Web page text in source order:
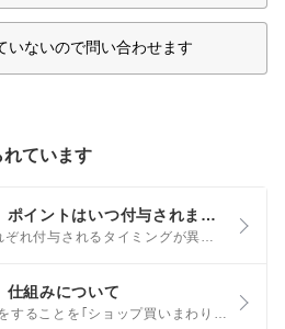
いないので問い合わせます
ています
【ショップ買いまわり】ポイントはいつ付与されますか？また、ポイントに上限はありますか？
ポイントは2種類あり、それぞれ付与されるタイミングが異なります。 通常購入1倍分・各ショップ個別アップ分のポイント お買い物翌日に｢獲得予定ポイント｣状態となり、20日後に｢利用可能ポイント｣として楽天PointClubへ反映され、ポイントがご利用できる状態になります。
仕組みについて
複数のショップでお買い物をすることを｢ショップ買いまわり｣といいます。 楽天市場では、この｢ショップ買いまわり｣の件数に応じて、ポイントアップするキャンペーン(お買い物マラソン、楽天スーパーSALE等)がございます。